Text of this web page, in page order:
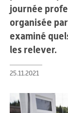
journée
organisée par
examiné
les relever.
25.11.2021